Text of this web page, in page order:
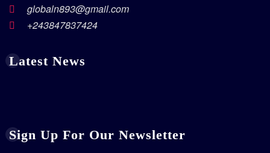
globaln893@gmail.com
+243847837424
Latest News
Sign Up For Our Newsletter